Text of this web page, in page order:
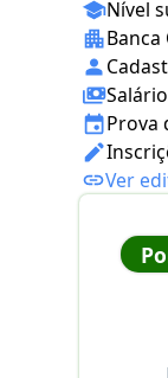
Nível
Banca
Prova
Ver